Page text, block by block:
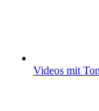
Videos mit